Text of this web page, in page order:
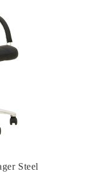
Steel